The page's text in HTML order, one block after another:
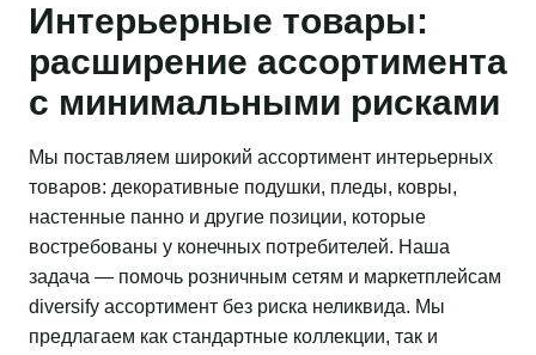
Интерьерные товары:
расширение ассортимента
с минимальными рисками
Мы поставляем широкий ассортимент интерьерных
товаров: декоративные подушки, пледы, ковры,
настенные панно и другие позиции, которые
востребованы у конечных потребителей. Наша
задача — помочь розничным сетям и маркетплейсам
diversify ассортимент без риска неликвида. Мы
предлагаем как стандартные коллекции, так и